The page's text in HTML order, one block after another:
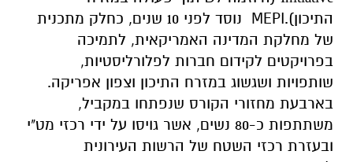
התיכון).MEPI נוסד לפני 10 שנים, כחלק מתכנית
של מחלקת המדינה האמריקאית, לתמיכה
בפרויקטים לקידום חברות לפלורליסטיות,
שותפויות ושגשוג במזרח התיכון וצפון אפריקה.
בארבעת מחזורי הקורס שנפתחו במקביל,
משתתפות כ-80 נשים, אשר גויסו על ידי רכזי מט"י
ובעזרת רכזי השטח של הרשות העירונית